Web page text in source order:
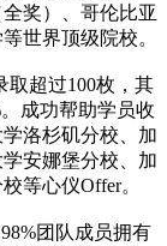
奖）、哥伦比亚
世界顶级院校。
取超过100枚，其
成功帮助学员收
洛杉矶分校、加
安娜堡分校、加
等心仪Offer。
团队成员拥有